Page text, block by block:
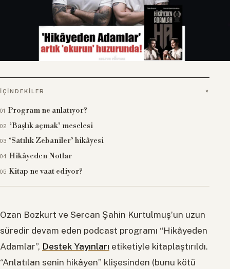
İÇINDEKILER
Program ne anlatıyor?
‘Başlık açmak’ meselesi
‘Satılık Zebaniler’ hikâyesi
Hikâyeden Notlar
Kitap ne vaat ediyor?
Ozan Bozkurt ve Sercan Şahin Kurtulmuş’un uzun
süredir devam eden podcast programı “Hikâyeden
Adamlar”, Destek Yayınları etiketiyle kitaplaştırıldı.
“Anlatılan senin hikâyen” klişesinden (bunu kötü